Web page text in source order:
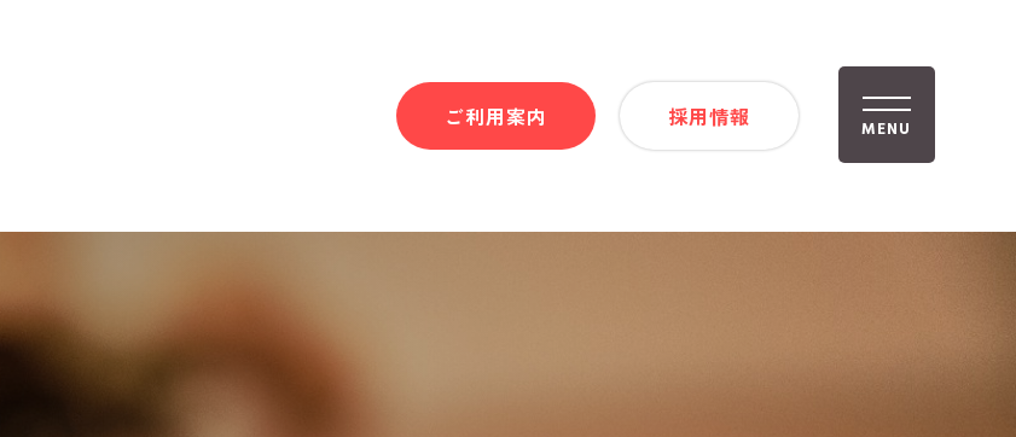
MENU
ご利用案内 採用情報